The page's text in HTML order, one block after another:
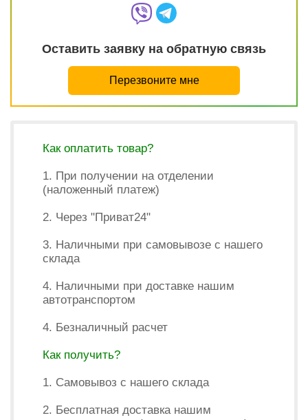
Оставить заявку на обратную связь
Перезвоните мне
Как оплатить товар?
1. При получении на отделении
(наложенный платеж)
2. Через "Приват24"
3. Наличными при самовывозе с нашего
склада
4. Наличными при доставке нашим
автотранспортом
4. Безналичный расчет
Как получить?
1. Самовывоз с нашего склада
2. Бесплатная доставка нашим